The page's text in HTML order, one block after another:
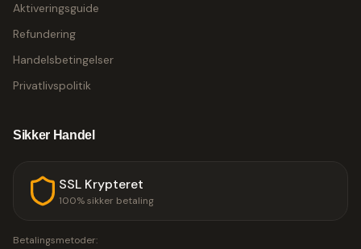
Aktiveringsguide
Refundering
Handelsbetingelser
Privatlivspolitik
Sikker Handel
SSL Krypteret
100% sikker betaling
Betalingsmetoder: